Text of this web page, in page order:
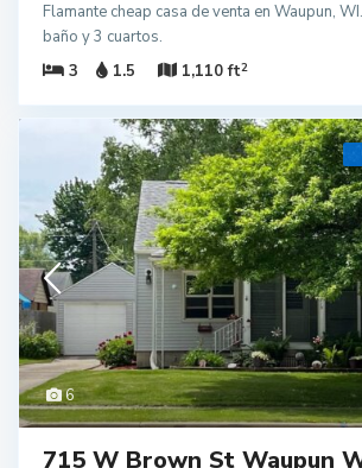
Flamante cheap casa de venta en Waupun,
baño y 3 cuartos.
3
1.5 1,110 ft2
6
715 W Brown St Waupun